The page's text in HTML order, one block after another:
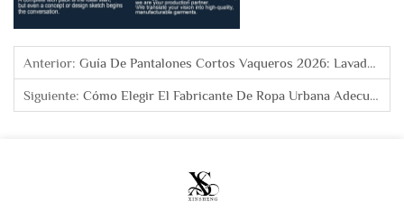
Anterior: Guía De Pantalones Cortos Vaqueros 2026: Lavados Vintage Y Cortes Holgados Impulsan Las Ventas
Siguiente: Cómo Elegir El Fabricante De Ropa Urbana Adecuado Para Tu Marca